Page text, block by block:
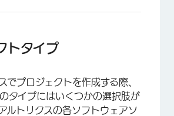
トタイプ
でプロジェクトを作成する際、
タイプにはいくつかの選択肢が
ルトリクスの各ソフトウェアソ